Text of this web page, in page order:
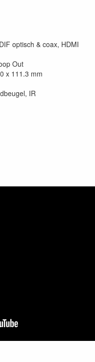
optisch & coax, HDMI
Out
x 111.3 mm
IR